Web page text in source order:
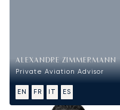
ALEXANDRE ZIMMERMANN
Private Aviation Advisor
EN FR IT ES